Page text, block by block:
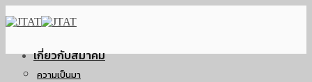
to
เกี่ยวกับสมาคม
ความเป็นมา